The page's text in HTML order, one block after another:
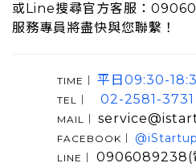
或Line搜尋官方客服：
服務專員將盡快與您聯繫！
TIME｜ 平日09:30-
TEL｜ 02-2581-3731
MAIL｜
FACEBOOK｜
LINE｜ 0906089238(